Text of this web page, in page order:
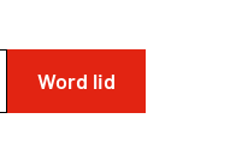
Word lid